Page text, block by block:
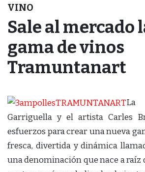
VINO
Sale al mercado
gama de vinos
Tramuntanart
La
Garriguella y el artista Carles
esfuerzos para crear una nueva
fresca, divertida y dinámica
una denominación que nace a raíz